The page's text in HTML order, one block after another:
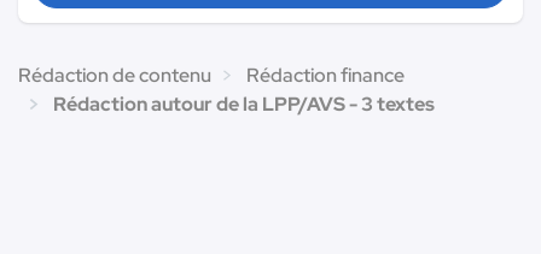
Rédaction de contenu
Rédaction finance
Rédaction autour de la LPP/AVS - 3 textes